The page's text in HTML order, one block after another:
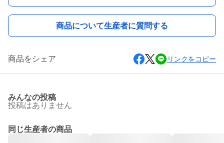
商品について生産者に質問する
商品をシェア リンクをコピー
みんなの投稿
投稿はありません
同じ生産者の商品